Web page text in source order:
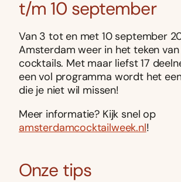
t/m 10 september
Van 3 tot en met 10 september
Amsterdam weer in het teken
cocktails. Met maar liefst 17
een vol programma wordt het
die je niet wil missen!
Meer informatie? Kijk snel op
amsterdamcocktailweek.nl!
Onze tips